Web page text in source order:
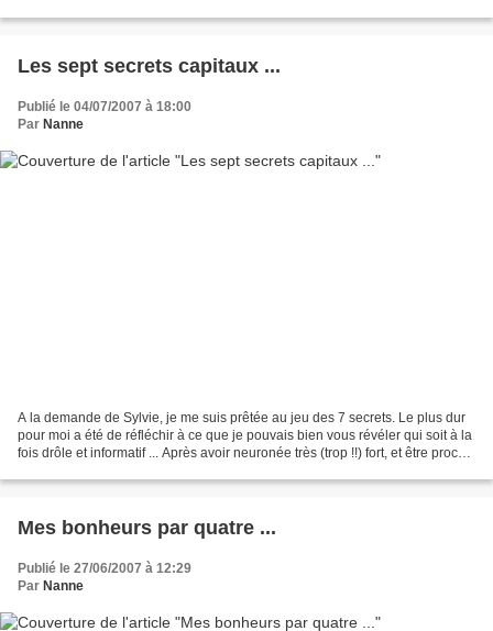
Les sept secrets capitaux ...
Publié le 04/07/2007 à 18:00
Par Nanne
A la demande de Sylvie, je me suis prêtée au jeu des 7 secrets. Le plus dur
pour moi a été de réfléchir à ce que je pouvais bien vous révéler qui soit à la
fois drôle et informatif ... Après avoir neuronée très (trop !!) fort, et être proche
Mes bonheurs par quatre ...
Publié le 27/06/2007 à 12:29
Par Nanne